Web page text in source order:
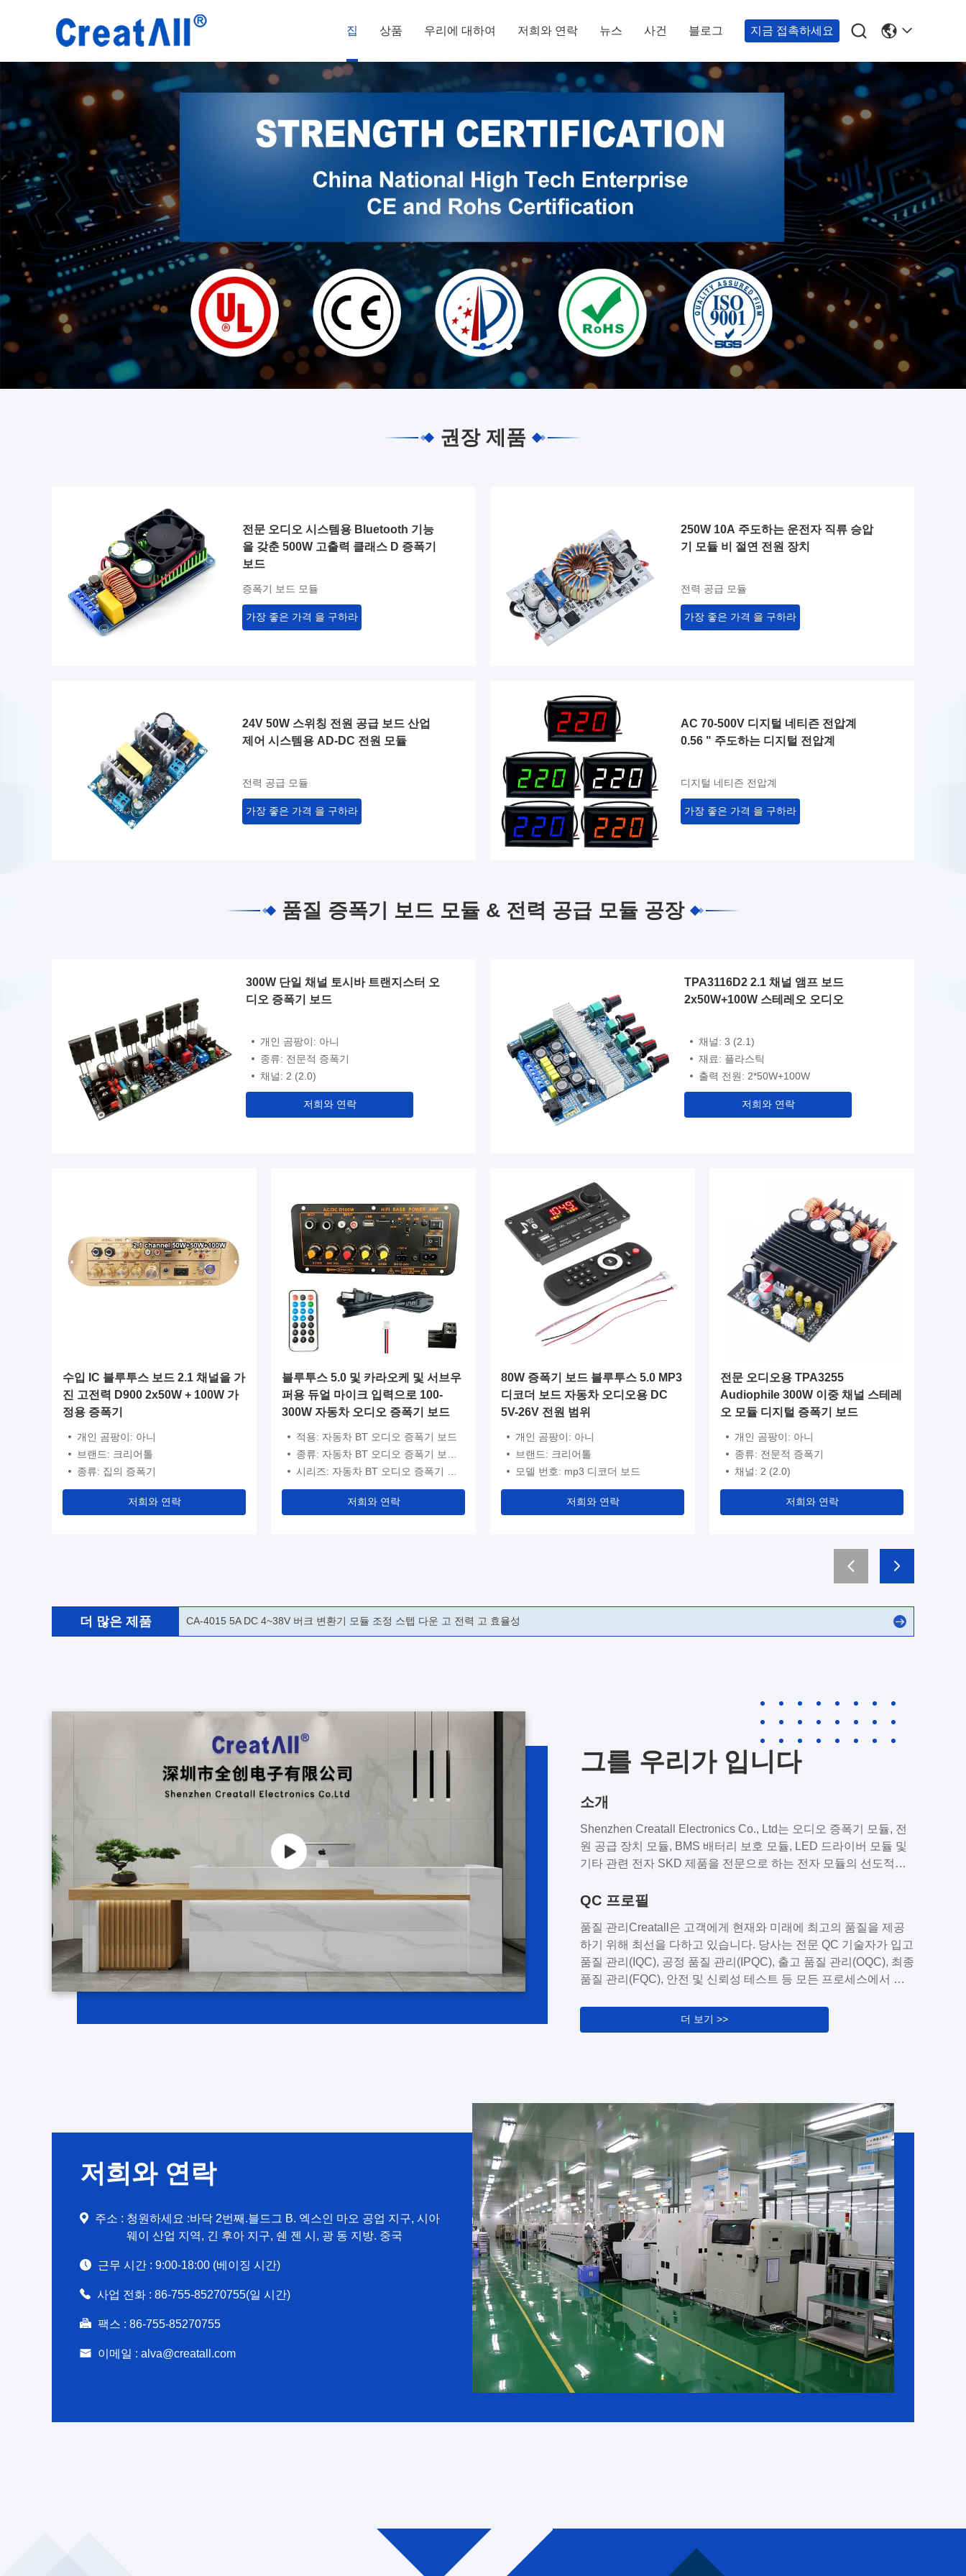
집 상품 우리에 대하여 저희와 연락 뉴스 사건 블로그 지금 접촉하세요 
권장 제품
전문 오디오 시스템용 Bluetooth 기능
을 갖춘 500W 고출력 클래스 D 증폭기
보드
증폭기 보드 모듈
가장 좋은 가격 을 구하라
250W 10A 주도하는 운전자 직류 승압
기 모듈 비 절연 전원 장치
전력 공급 모듈
가장 좋은 가격 을 구하라
24V 50W 스위칭 전원 공급 보드 산업
제어 시스템용 AD-DC 전원 모듈
전력 공급 모듈
가장 좋은 가격 을 구하라
AC 70-500V 디지털 네티즌 전압계
0.56 " 주도하는 디지털 전압계
디지털 네티즌 전압계
가장 좋은 가격 을 구하라
품질 증폭기 보드 모듈 & 전력 공급 모듈 공장
300W 단일 채널 토시바 트랜지스터 오
디오 증폭기 보드
개인 곰팡이: 아니
종류: 전문적 증폭기
채널: 2 (2.0)
저희와 연락
TPA3116D2 2.1 채널 앰프 보드
2x50W+100W 스테레오 오디오
채널: 3 (2.1)
재료: 플라스틱
출력 전원: 2*50W+100W
저희와 연락
수입 IC 블루투스 보드 2.1 채널을 가
진 고전력 D900 2x50W + 100W 가
정용 증폭기
개인 곰팡이: 아니
브랜드: 크리어톨
종류: 집의 증폭기
저희와 연락
블루투스 5.0 및 카라오케 및 서브우
퍼용 듀얼 마이크 입력으로 100-
300W 자동차 오디오 증폭기 보드
적용: 자동차 BT 오디오 증폭기 보드
종류: 자동차 BT 오디오 증폭기 보드, 자동차 BT 오디오 증폭기 보드
시리즈: 자동차 BT 오디오 증폭기 보드
저희와 연락
80W 증폭기 보드 블루투스 5.0 MP3
디코더 보드 자동차 오디오용 DC
5V-26V 전원 범위
개인 곰팡이: 아니
브랜드: 크리어톨
모델 번호: mp3 디코더 보드
저희와 연락
전문 오디오용 TPA3255
Audiophile 300W 이중 채널 스테레
오 모듈 디지털 증폭기 보드
개인 곰팡이: 아니
종류: 전문적 증폭기
채널: 2 (2.0)
저희와 연락
더 많은 제품 CA-4015 5A DC 4~38V 버크 변환기 모듈 조정 스텝 다운 고 전력 고 효율성
그를 우리가 입니다
소개
Shenzhen Creatall Electronics Co., Ltd는 오디오 증폭기 모듈, 전
원 공급 장치 모듈, BMS 배터리 보호 모듈, LED 드라이버 모듈 및
기타 관련 전자 SKD 제품을 전문으로 하는 전자 모듈의 선도적인
소비재, 소형 가전 제품, 통신 장비 및 산업용품을 포함하여 광범위
구 사항을 충족하기 위해 고품질 솔루션을 제공하기 위해 최선을
다하고 있습니다.당사의 표준 제품 라인 외에도, 고객의 특정 요구
사항을 충족하기 위해 맞춤형 ODM 및 OEM 서비스를 제공할 수 있
는 숙련된 엔지니어 및 디자이너 팀이 있습니다. 컨셉부터 생산까
족되도록 합니다. 당사의 O D M 및 O E M 서비스에는 제품 설계,
프로토타입 제작, 테스트 및 제조가 포함됩니다...
QC 프로필
품질 관리Creatall은 고객에게 현재와 미래에 최고의 품질을 제공
하기 위해 최선을 다하고 있습니다. 당사는 전문 QC 기술자가 입고
품질 관리(IQC), 공정 품질 관리(IPQC), 출고 품질 관리(OQC), 최종
품질 관리(FQC), 안전 및 신뢰성 테스트 등 모든 프로세스에서 총
능한 모든 문제를 파악하고 즉시 수정합니다.
더 보기 >>
저희와 연락
주소 : 청원하세요 :바닥 2번째.블드그 B. 엑스인 마오 공업 지구, 시아
웨이 산업 지역, 긴 후아 지구, 쉔 젠 시, 광 동 지방. 중국
근무 시간 : 9:00-18:00 (베이징 시간)
사업 전화 : 86-755-85270755(일 시간)
팩스 : 86-755-85270755
이메일 : alva@creatall.com